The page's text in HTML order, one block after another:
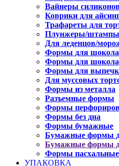
Вайнеры
Коврики для
Трафареты для
Плунжеры/штампы
Для леденцов/
Формы для
Формы для
Формы для
Для муссовых
Формы из металла
Разъемные формы
Формы
Формы без дна
Формы бумажные
Бумажные формы
Бумажные формы
Формы пасхальные
УПАКОВКА